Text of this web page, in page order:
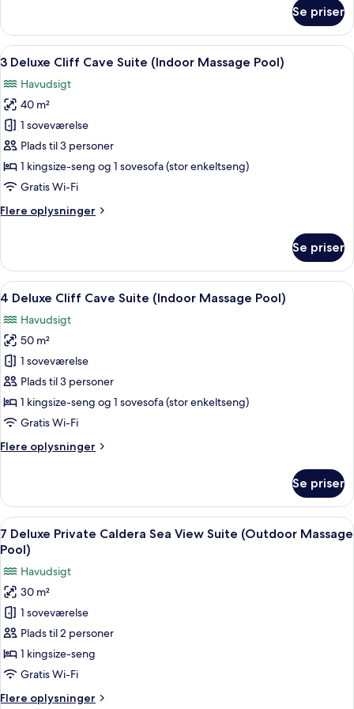
Cliff
Cave
Suite
Massage
Pool)
Se priser
Indlæs
alle
billeder
af
3
Deluxe
Cliff
Cave
(Indoor
Et moderne soveværelse med en
7
3 Deluxe Cliff Cave Suite (Indoor Massage Pool)
Havudsigt
40 m²
1 soveværelse
Plads til 3 personer
1 kingsize-seng og 1 sovesofa (stor enkeltseng)
Gratis Wi-Fi
Flere oplysninger
Flere
Deluxe
Cliff
Cave
(Indoor
Massage
Pool)
Se priser
Indlæs
alle
billeder
af
4
Deluxe
Cliff
Cave
(Indoor
En rund seng i et rum med en buet
10
4 Deluxe Cliff Cave Suite (Indoor Massage Pool)
Havudsigt
50 m²
1 soveværelse
Plads til 3 personer
1 kingsize-seng og 1 sovesofa (stor enkeltseng)
Gratis Wi-Fi
Flere oplysninger
Flere
Deluxe
Cliff
Cave
Suite
(Indoor
Massage
Pool)
Se priser
Indlæs
alle
billeder
af
7
Deluxe
Private
Caldera
Sea
7 Deluxe Private Caldera Sea View
8
7 Deluxe Private Caldera Sea View Suite (Outdoor Massage
Pool)
Havudsigt
30 m²
1 soveværelse
Plads til 2 personer
1 kingsize-seng
Gratis Wi-Fi
Flere oplysninger
Flere